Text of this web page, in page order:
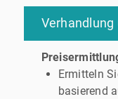
Ermitteln
basierend